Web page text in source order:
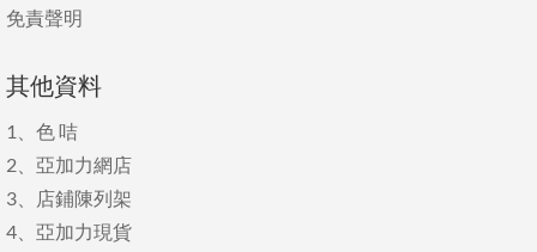
免責聲明
其他資料
1、 色 咭
2、 亞加力網店
3、
店鋪陳列架
4、 亞加力現貨